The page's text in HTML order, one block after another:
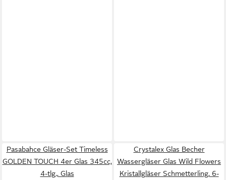
Pasabahce Gläser-Set Timeless
GOLDEN TOUCH 4er Glas 345cc,
4-tlg., Glas
Crystalex Glas Becher
Wassergläser Glas Wild Flowers
Kristallgläser Schmetterling, 6-